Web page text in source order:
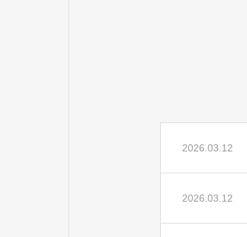
2026.03.12
2026.03.12